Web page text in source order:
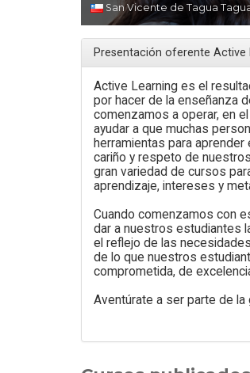
San Vicente de Tagua
Presentación oferente Active
Active Learning es el
por hacer de la enseñanza
comenzamos a operar, en
ayudar a que muchas
herramientas para
cariño y respeto de
gran variedad de cursos
aprendizaje, intereses y
Cuando comenzamos con
dar a nuestros estudiantes
el reflejo de las
de lo que nuestros
comprometida, de
Aventúrate a ser parte de la
Búsqueda